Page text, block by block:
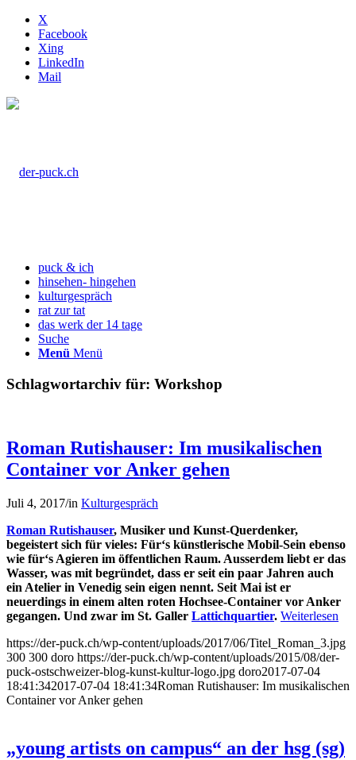
X
Facebook
Xing
LinkedIn
Mail
puck & ich
hinsehen- hingehen
kulturgespräch
rat zur tat
das werk der 14 tage
Suche
Menü Menü
Schlagwortarchiv für: Workshop
Roman Rutishauser: Im musikalischen
Container vor Anker gehen
Juli 4, 2017/in Kulturgespräch
Roman Rutishauser, Musiker und Kunst-Querdenker,
begeistert sich für vieles: Für‘s künstlerische Mobil-Sein ebenso
wie für‘s Agieren im öffentlichen Raum. Ausserdem liebt er das
Wasser, was mit begründet, dass er seit ein paar Jahren auch
ein Atelier in Venedig sein eigen nennt. Seit Mai ist er
neuerdings in einem alten roten Hochsee-Container vor Anker
gegangen. Und zwar im St. Galler Lattichquartier. Weiterlesen
https://der-puck.ch/wp-content/uploads/2017/06/Titel_Roman_3.jpg
300 300 doro https://der-puck.ch/wp-content/uploads/2015/08/der-
puck-ostschweizer-blog-kunst-kultur-logo.jpg doro2017-07-04
18:41:342017-07-04 18:41:34Roman Rutishauser: Im musikalischen
Container vor Anker gehen
„young artists on campus“ an der hsg (sg)